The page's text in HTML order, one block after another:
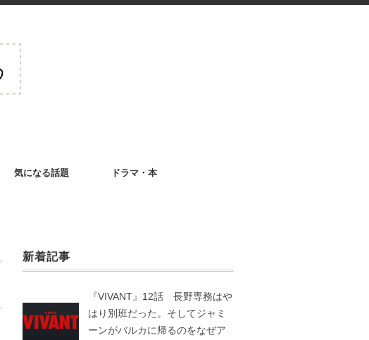
気になる話題 ドラマ・本
新着記事
『VIVANT』12話 長野専務はや
はり別班だった。そしてジャミ
ーンがバルカに帰るのをなぜア